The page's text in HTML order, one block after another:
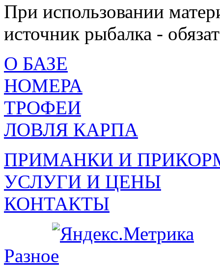
При использовании
источник рыбалка -
О БАЗЕ
НОМЕРА
ТРОФЕИ
ЛОВЛЯ КАРПА
ПРИМАНКИ И
УСЛУГИ И ЦЕНЫ
КОНТАКТЫ
Разное